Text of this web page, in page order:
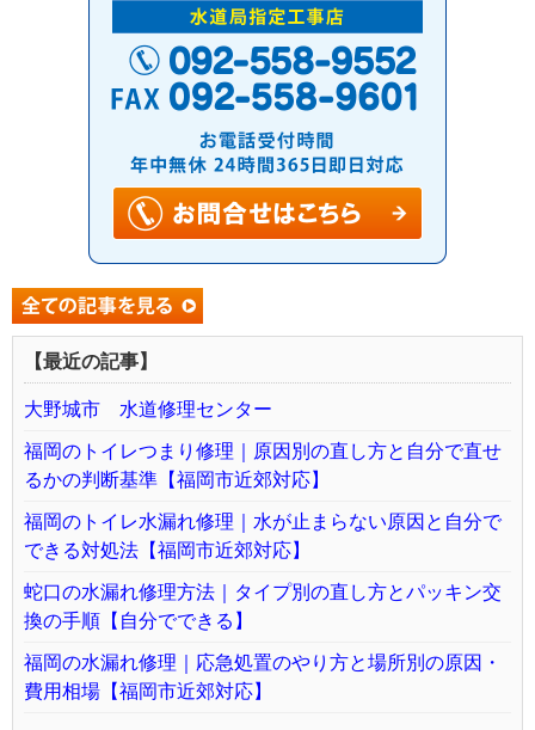
【最近の記事】
大野城市 水道修理センター
福岡のトイレつまり修理｜原因別の直し方と自分で直せ
るかの判断基準【福岡市近郊対応】
福岡のトイレ水漏れ修理｜水が止まらない原因と自分で
できる対処法【福岡市近郊対応】
蛇口の水漏れ修理方法｜タイプ別の直し方とパッキン交
換の手順【自分でできる】
福岡の水漏れ修理｜応急処置のやり方と場所別の原因・
費用相場【福岡市近郊対応】